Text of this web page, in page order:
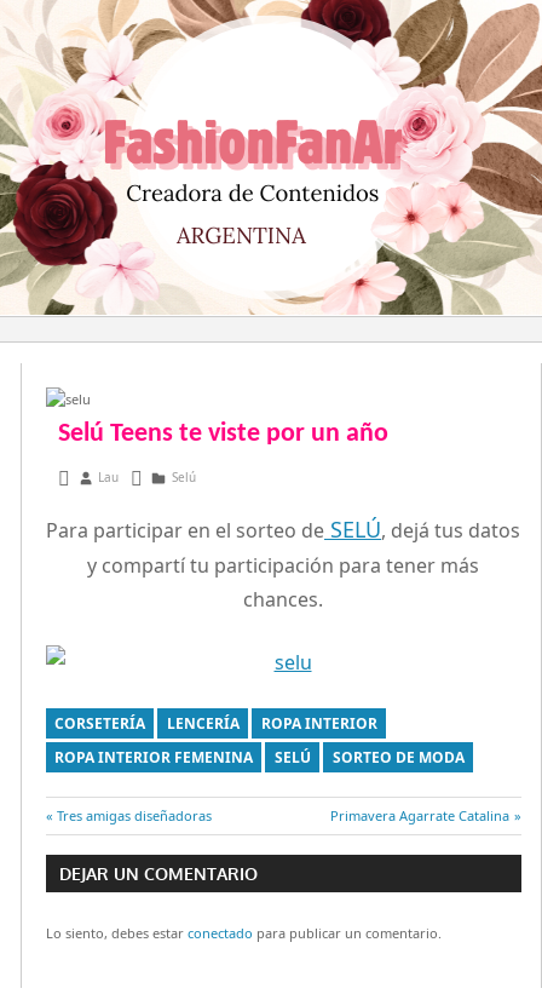
al
contenido
Selú Teens te viste por un año
septiembre 19, 2013
Lau Selú
Para participar en el sorteo de SELÚ, dejá tus datos
y compartí tu participación para tener más
chances.
CORSETERÍA LENCERÍA
ROPA INTERIOR
ROPA INTERIOR FEMENINA
SELÚ SORTEO DE MODA
Navegación
de
entradas
Entrada
anterior:
Tres amigas diseñadoras
Entrada
siguiente:
Primavera Agarrate Catalina
DEJAR UN COMENTARIO
Lo siento, debes estar conectado para publicar un comentario.